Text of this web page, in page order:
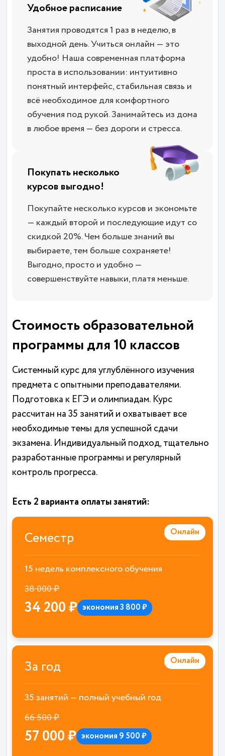
Удобное расписание
Занятия проводятся 1 раз в неделю, в
выходной день. Учиться онлайн — это
удобно! Наша современная платформа
проста в использовании: интуитивно
понятный интерфейс, стабильная связь и
всё необходимое для комфортного
обучения под рукой. Занимайтесь из дома
в любое время — без дороги и стресса.
Покупать несколько
курсов выгодно!
Покупайте несколько курсов и экономьте
— каждый второй и последующие идут со
скидкой 20%. Чем больше знаний вы
выбираете, тем больше сохраняете!
Выгодно, просто и удобно —
совершенствуйте навыки, платя меньше.
Стоимость образовательной
программы для 10 классов
Системный курс для углублённого изучения
предмета с опытными преподавателями.
Подготовка к ЕГЭ и олимпиадам. Курс
рассчитан на 35 занятий и охватывает все
необходимые темы для успешной сдачи
экзамена. Индивидуальный подход, тщательно
разработанные программы и регулярный
контроль прогресса.
Есть 2 варианта оплаты занятий:
Онлайн
Семестр
15 недель комплексного обучения
38 000 ₽
34 200 ₽ экономия 3 800 ₽
Онлайн
За год
35 занятий — полный учебный год
66 500 ₽
57 000 ₽ экономия 9 500 ₽